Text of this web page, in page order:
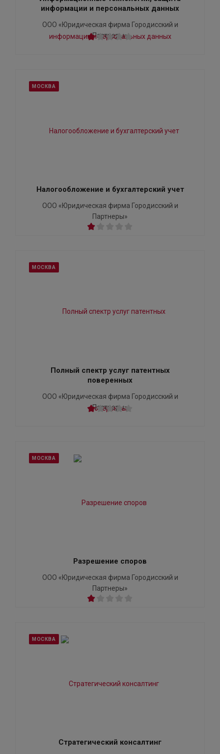
информации и персональных данных
ООО «Юридическая фирма Городисский и
Партнеры»
МОСКВА
Налогообложение и бухгалтерский учет
ООО «Юридическая фирма Городисский и
Партнеры»
МОСКВА
Полный спектр услуг патентных
поверенных
ООО «Юридическая фирма Городисский и
Партнеры»
МОСКВА
Разрешение споров
ООО «Юридическая фирма Городисский и
Партнеры»
МОСКВА
Стратегический консалтинг